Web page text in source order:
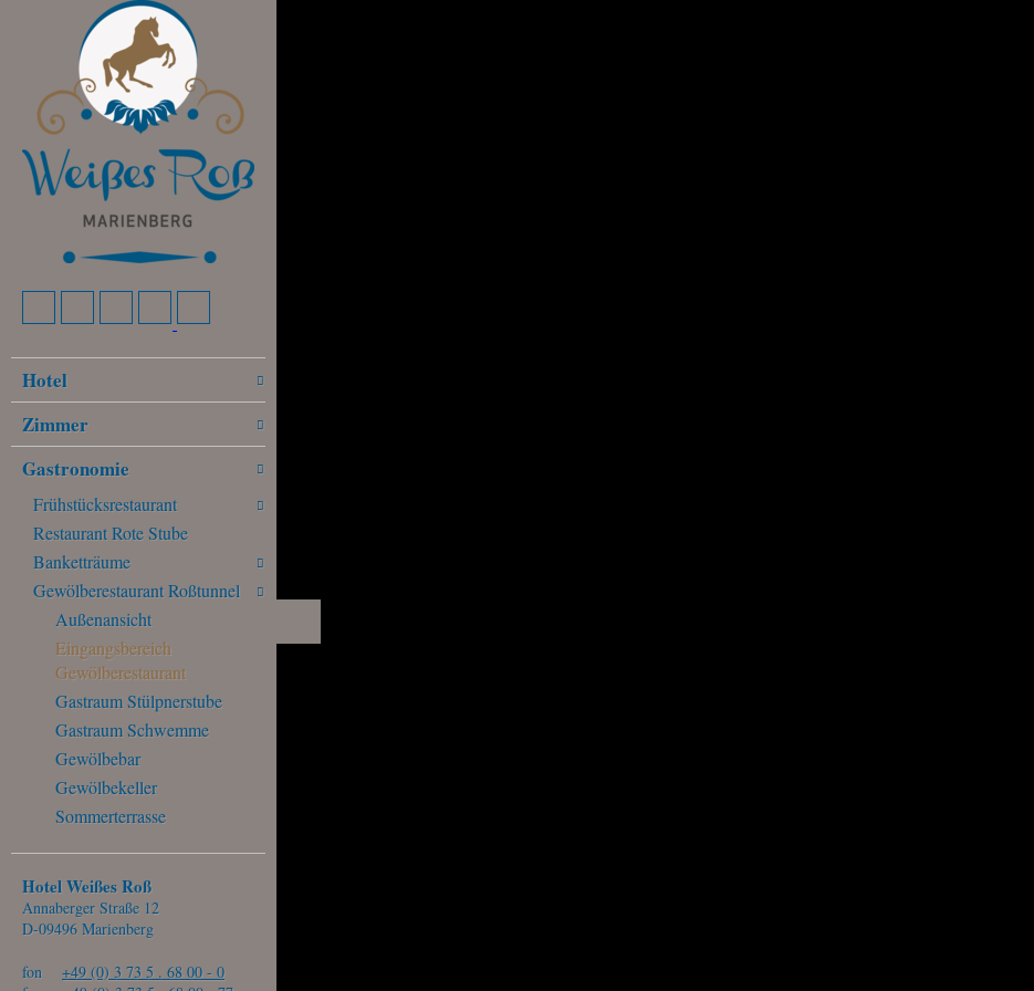
Hotel
Zimmer
Gastronomie
Frühstücksrestaurant
Restaurant Rote Stube
Banketträume
Gewölberestaurant Roßtunnel
Außenansicht
Eingangsbereich
Gewölberestaurant
Gastraum Stülpnerstube
Gastraum Schwemme
Gewölbebar
Gewölbekeller
Sommerterrasse
Hotel Weißes Roß
Annaberger Straße 12
D-09496 Marienberg
fon
+49 (0) 3 73 5 . 68 00 - 0